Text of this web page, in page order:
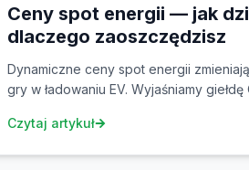
Ceny spot energii — jak
dlaczego zaoszczędzisz
Dynamiczne ceny spot energii
gry w ładowaniu EV. Wyjaśniamy giełdę
zaoszczędzisz do 70%.
Czytaj artykuł